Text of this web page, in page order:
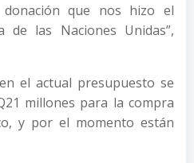
que nos hizo el
de las Naciones Unidas”,
el actual presupuesto se
millones para la compra
y por el momento están